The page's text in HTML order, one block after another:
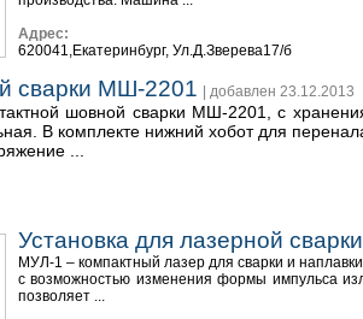
Адрес:
620041,Екатеринбург, Ул.Д.Зверева17/б
сварки МШ-2201 | добавлен 23.12.2013
шовной сварки МШ-2201, с
В комплекте нижний хобот для
...
Установка для лазерной
МУЛ-1 – компактный лазер для сварки и
с возможностью изменения формы импульса
позволяет ...